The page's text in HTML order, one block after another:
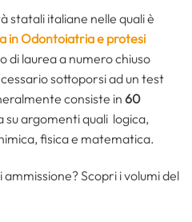
statali italiane nelle quali è
in Odontoiatria e protesi
di laurea a numero chiuso
sottoporsi ad un test
consiste in 60
su argomenti quali logica,
fisica e matematica.
Scopri i volumi del